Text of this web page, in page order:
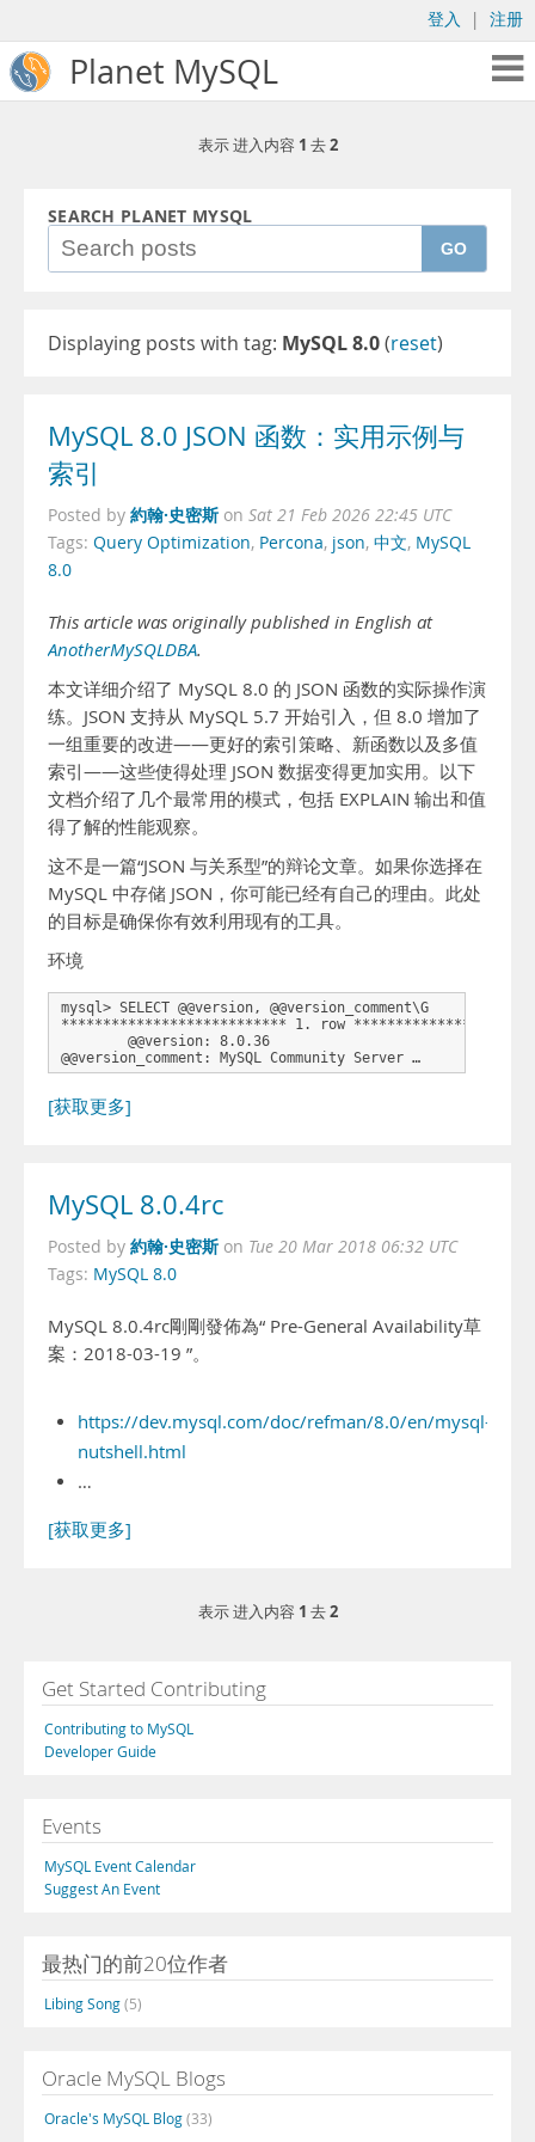
登入 | 注册
Planet MySQL
表示 进入内容 1 去2
SEARCH PLANET MYSQL
GO
Displaying posts with tag: MySQL 8.0(reset)
MySQL 8.0 JSON 函数：实用示例与
索引
Posted by 約翰·史密斯 on Sat 21 Feb 2026 22:45 UTC
Tags: Query Optimization, Percona, json, 中文, MySQL
8.0
This article was originally published in English at
AnotherMySQLDBA.
本文详细介绍了 MySQL 8.0 的 JSON 函数的实际操作演
练。JSON 支持从 MySQL 5.7 开始引入，但 8.0 增加了
一组重要的改进——更好的索引策略、新函数以及多值
索引——这些使得处理 JSON 数据变得更加实用。以下
文档介绍了几个最常用的模式，包括 EXPLAIN 输出和值
得了解的性能观察。
这不是一篇“JSON 与关系型”的辩论文章。如果你选择在
MySQL 中存储 JSON，你可能已经有自己的理由。此处
的目标是确保你有效利用现有的工具。
环境
mysql> SELECT @@version, @@version_comment\G
*************************** 1. row
        @@version: 8.0.36
@@version_comment: MySQL Community Server …
[获取更多]
MySQL 8.0.4rc
Posted by 約翰·史密斯 on Tue 20 Mar 2018 06:32 UTC
Tags: MySQL 8.0
MySQL 8.0.4rc剛剛發佈為“ Pre-General Availability草
案：2018-03-19 ”。
https://dev.mysql.com/doc/refman/8.0/en/mysql-
nutshell.html
…
[获取更多]
表示 进入内容 1 去2
Get Started Contributing
Contributing to MySQL
Developer Guide
Events
MySQL Event Calendar
Suggest An Event
最热门的前20位作者
Libing Song(5)
Oracle MySQL Blogs
Oracle's MySQL Blog(33)